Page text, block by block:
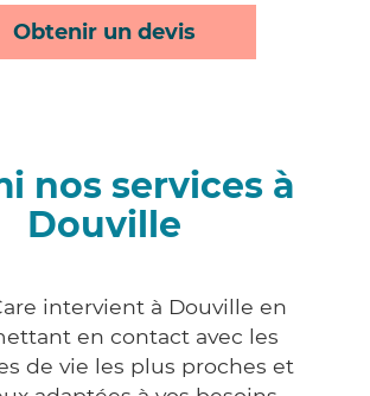
Obtenir un devis
nos services à
Douville
intervient à Douville en
en contact avec les
de vie les plus proches et